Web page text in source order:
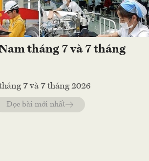
tháng 7 và 7 tháng
7 và 7 tháng 2026
Đọc bài mới nhất